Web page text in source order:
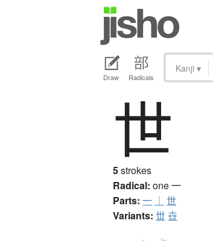
Draw Radicals
Kanji ▾
世
5strokes
Radical: one一
Parts: 一 ｜ 世
Variants: 丗卋